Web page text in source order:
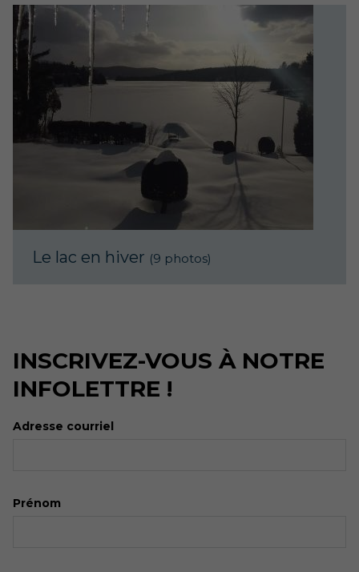
Le lac en hiver (9 photos)
INSCRIVEZ-VOUS À NOTRE
INFOLETTRE !
Adresse courriel
Prénom